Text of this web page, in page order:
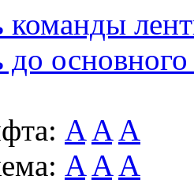
команды
основного
A A A
A A A